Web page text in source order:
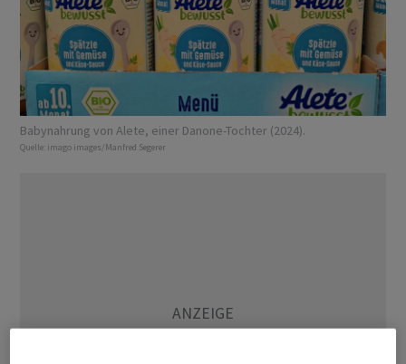
Babynahrung von Alete, einer Danone-Tochter (2024).
Quelle: imago images/Manfred Segerer